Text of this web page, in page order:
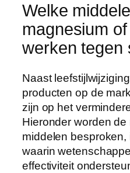
Welke
magnesium
werken tegen
Naast
producten op de
zijn op het
Hieronder worden
middelen besproken,
waarin
effectiviteit